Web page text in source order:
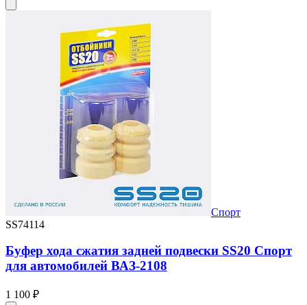
Спорт
SS74114
Буфер хода сжатия задней подвески SS20 Спорт
для автомобилей ВАЗ-2108
1 100 ₽